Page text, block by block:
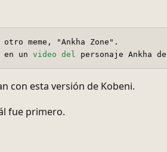
meme, "Ankha Zone".
en un video del personaje Ankha
con esta versión de Kobeni.
fue primero.